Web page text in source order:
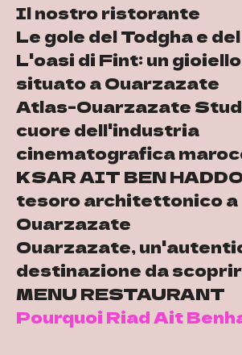
Il nostro ristorante
Le gole del Todgha e
L'oasi di Fint: un
situato a Ouarzazate
Atlas-Ouarzazate
cuore dell'industria
cinematografica
KSAR AIT BEN
tesoro architettonico a
Ouarzazate
Ouarzazate,
destinazione da
MENU RESTAURANT
Pourquoi Riad Ait